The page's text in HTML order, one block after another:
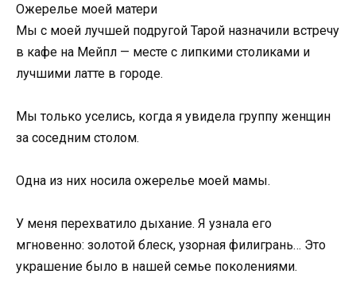
Ожерелье моей матери
Мы с моей лучшей подругой Тарой назначили встречу
в кафе на Мейпл — месте с липкими столиками и
лучшими латте в городе.
Мы только уселись, когда я увидела группу женщин
за соседним столом.
Одна из них носила ожерелье моей мамы.
У меня перехватило дыхание. Я узнала его
мгновенно: золотой блеск, узорная филигрань… Это
украшение было в нашей семье поколениями.